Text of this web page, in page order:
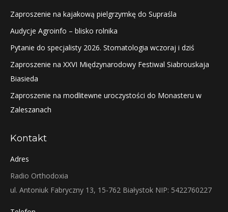
Zaproszenie na kajakową pielgrzymkę do Supraśla
Audycje Agroinfo – blisko rolnika
Pytanie do specjalisty 2026. Stomatologia wczoraj i dziś
Zaproszenie na XXVI Międzynarodowy Festiwal Siabrouskaja
Biasieda
Zaproszenie na modlitewne uroczystości do Monasteru w
Zaleszanach
Kontakt
Adres
Radio Orthodoxia
ul. Antoniuk Fabryczny 13, 15-762 Białystok NIP: 5422760227